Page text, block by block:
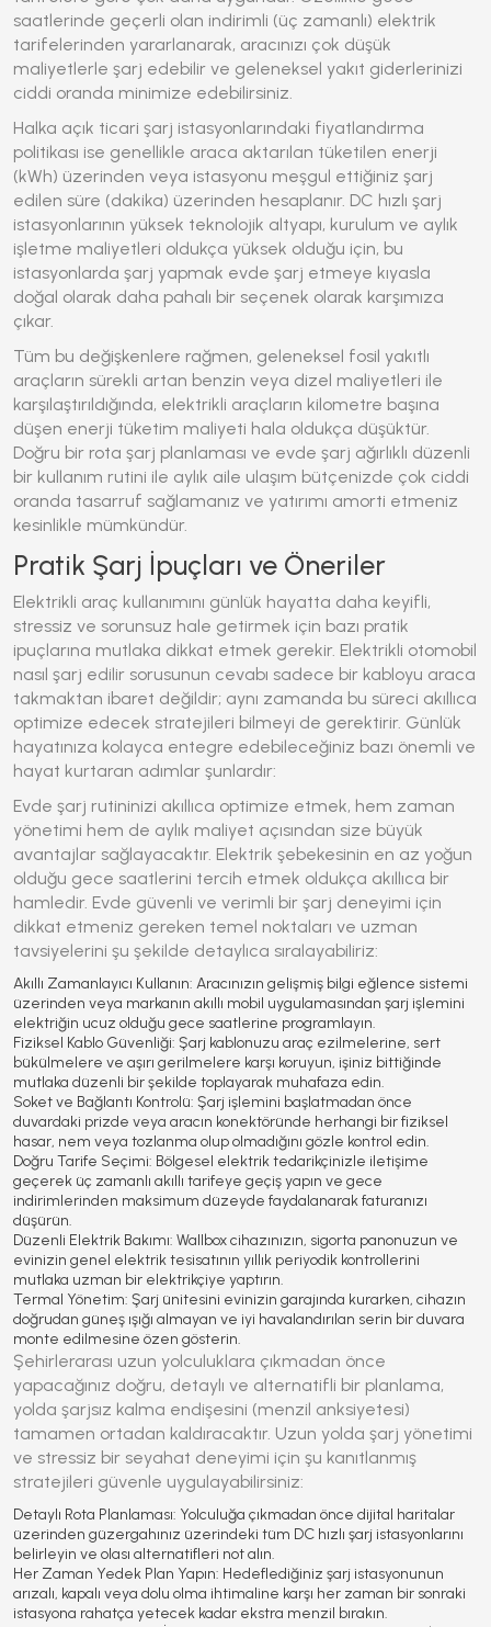
saatlerinde geçerli olan indirimli (üç zamanlı) elektrik
tarifelerinden yararlanarak, aracınızı çok düşük
maliyetlerle şarj edebilir ve geleneksel yakıt giderlerinizi
ciddi oranda minimize edebilirsiniz.
Halka açık ticari şarj istasyonlarındaki fiyatlandırma
politikası ise genellikle araca aktarılan tüketilen enerji
(kWh) üzerinden veya istasyonu meşgul ettiğiniz şarj
edilen süre (dakika) üzerinden hesaplanır. DC hızlı şarj
istasyonlarının yüksek teknolojik altyapı, kurulum ve aylık
işletme maliyetleri oldukça yüksek olduğu için, bu
istasyonlarda şarj yapmak evde şarj etmeye kıyasla
doğal olarak daha pahalı bir seçenek olarak karşımıza
çıkar.
Tüm bu değişkenlere rağmen, geleneksel fosil yakıtlı
araçların sürekli artan benzin veya dizel maliyetleri ile
karşılaştırıldığında, elektrikli araçların kilometre başına
düşen enerji tüketim maliyeti hala oldukça düşüktür.
Doğru bir rota şarj planlaması ve evde şarj ağırlıklı düzenli
bir kullanım rutini ile aylık aile ulaşım bütçenizde çok ciddi
oranda tasarruf sağlamanız ve yatırımı amorti etmeniz
kesinlikle mümkündür.
Pratik Şarj İpuçları ve Öneriler
Elektrikli araç kullanımını günlük hayatta daha keyifli,
stressiz ve sorunsuz hale getirmek için bazı pratik
ipuçlarına mutlaka dikkat etmek gerekir. Elektrikli otomobil
nasıl şarj edilir sorusunun cevabı sadece bir kabloyu araca
takmaktan ibaret değildir; aynı zamanda bu süreci akıllıca
optimize edecek stratejileri bilmeyi de gerektirir. Günlük
hayatınıza kolayca entegre edebileceğiniz bazı önemli ve
hayat kurtaran adımlar şunlardır:
Evde şarj rutininizi akıllıca optimize etmek, hem zaman
yönetimi hem de aylık maliyet açısından size büyük
avantajlar sağlayacaktır. Elektrik şebekesinin en az yoğun
olduğu gece saatlerini tercih etmek oldukça akıllıca bir
hamledir. Evde güvenli ve verimli bir şarj deneyimi için
dikkat etmeniz gereken temel noktaları ve uzman
tavsiyelerini şu şekilde detaylıca sıralayabiliriz:
Akıllı Zamanlayıcı Kullanın: Aracınızın gelişmiş bilgi eğlence sistemi
üzerinden veya markanın akıllı mobil uygulamasından şarj işlemini
elektriğin ucuz olduğu gece saatlerine programlayın.
Fiziksel Kablo Güvenliği: Şarj kablonuzu araç ezilmelerine, sert
bükülmelere ve aşırı gerilmelere karşı koruyun, işiniz bittiğinde
mutlaka düzenli bir şekilde toplayarak muhafaza edin.
Soket ve Bağlantı Kontrolü: Şarj işlemini başlatmadan önce
duvardaki prizde veya aracın konektöründe herhangi bir fiziksel
hasar, nem veya tozlanma olup olmadığını gözle kontrol edin.
Doğru Tarife Seçimi: Bölgesel elektrik tedarikçinizle iletişime
geçerek üç zamanlı akıllı tarifeye geçiş yapın ve gece
indirimlerinden maksimum düzeyde faydalanarak faturanızı
düşürün.
Düzenli Elektrik Bakımı: Wallbox cihazınızın, sigorta panonuzun ve
evinizin genel elektrik tesisatının yıllık periyodik kontrollerini
mutlaka uzman bir elektrikçiye yaptırın.
Termal Yönetim: Şarj ünitesini evinizin garajında kurarken, cihazın
doğrudan güneş ışığı almayan ve iyi havalandırılan serin bir duvara
monte edilmesine özen gösterin.
Şehirlerarası uzun yolculuklara çıkmadan önce
yapacağınız doğru, detaylı ve alternatifli bir planlama,
yolda şarjsız kalma endişesini (menzil anksiyetesi)
tamamen ortadan kaldıracaktır. Uzun yolda şarj yönetimi
ve stressiz bir seyahat deneyimi için şu kanıtlanmış
stratejileri güvenle uygulayabilirsiniz:
Detaylı Rota Planlaması: Yolculuğa çıkmadan önce dijital haritalar
üzerinden güzergahınız üzerindeki tüm DC hızlı şarj istasyonlarını
belirleyin ve olası alternatifleri not alın.
Her Zaman Yedek Plan Yapın: Hedeflediğiniz şarj istasyonunun
arızalı, kapalı veya dolu olma ihtimaline karşı her zaman bir sonraki
istasyona rahatça yetecek kadar ekstra menzil bırakın.